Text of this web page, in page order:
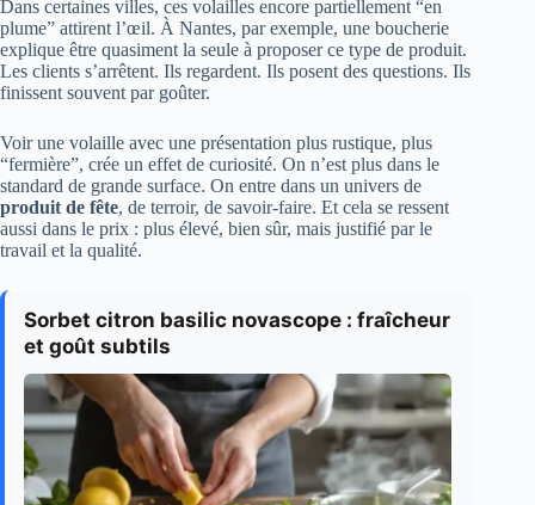
Dans certaines villes, ces volailles encore partiellement “en
plume” attirent l’œil. À Nantes, par exemple, une boucherie
explique être quasiment la seule à proposer ce type de produit.
Les clients s’arrêtent. Ils regardent. Ils posent des questions. Ils
finissent souvent par goûter.
Voir une volaille avec une présentation plus rustique, plus
“fermière”, crée un effet de curiosité. On n’est plus dans le
standard de grande surface. On entre dans un univers de
produit de fête, de terroir, de savoir-faire. Et cela se ressent
aussi dans le prix : plus élevé, bien sûr, mais justifié par le
travail et la qualité.
Sorbet citron basilic novascope : fraîcheur
et goût subtils